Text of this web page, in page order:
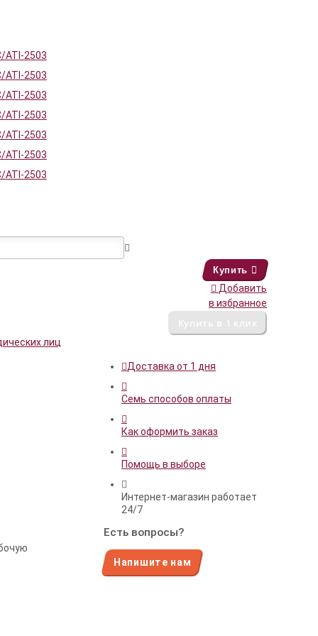
Купить
Добавить
в избранное
лиц
Доставка от 1 дня
Семь способов оплаты
Как оформить заказ
Помощь в выборе
Интернет-магазин работает
24/7
Есть вопросы?
Напишите нам